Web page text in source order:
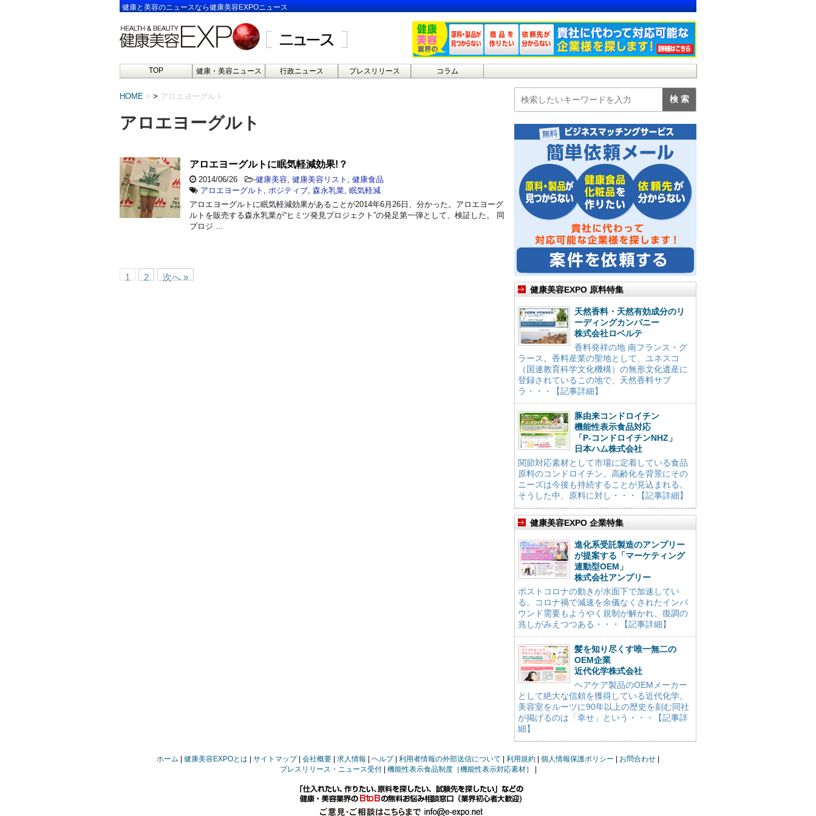
健康と美容のニュースなら健康美容EXPOニュース
TOP 健康・美容ニュース 行政ニュース プレスリリース コラム
HOME > アロエヨーグルト
アロエヨーグルト
アロエヨーグルトに眠気軽減効果!？
2014/06/26 -健康美容 健康美容リスト
健康食品
アロエヨーグルト
ポジティブ 森永乳業 眠気軽減
アロエヨーグルトに眠気軽減効果があることが2014年6月26日、分かった。アロエヨーグ
ルトを販売する森永乳業が“ヒミツ発見プロジェクト”の発足第一弾として、検証した。 同
プロジ …
1 2 次へ »
健康美容EXPO 原料特集
天然香料・天然有効成分のリ
ーディングカンパニー
株式会社ロベルテ
香料発祥の地 南フランス・グ
ラース。香料産業の聖地として、ユネスコ
（国連教育科学文化機構）の無形文化遺産に
登録されているこの地で、天然香料サプ
ラ・・・【記事詳細】
豚由来コンドロイチン
機能性表示食品対応
「P-コンドロイチンNHZ」
日本ハム株式会社
関節対応素材として市場に定着している食品
原料のコンドロイチン。高齢化を背景にその
ニーズは今後も持続することが見込まれる。
そうした中、原料に対し・・・【記事詳細】
健康美容EXPO 企業特集
進化系受託製造のアンプリー
が提案する「マーケティング
連動型OEM」
株式会社アンプリー
ポストコロナの動きが水面下で加速してい
る。コロナ禍で減速を余儀なくされたインバ
ウンド需要もようやく規制が解かれ、復調の
兆しがみえつつある・・・【記事詳細】
髪を知り尽くす唯一無二の
OEM企業
近代化学株式会社
ヘアケア製品のOEMメーカー
として絶大な信頼を獲得している近代化学。
美容室をルーツに90年以上の歴史を刻む同社
が掲げるのは「幸せ」という・・・【記事詳
細】
ホーム 健康美容EXPOとは サイトマップ 会社概要 求人情報 ヘルプ 利用者情報の外部送信について 利用規約 個人情報保護ポリシー
お問合わせ
プレスリリース・ニュース受付
機能性表示食品制度［機能性表示対応素材］